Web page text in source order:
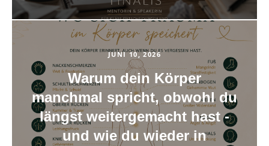
JUNI 10, 2026
Warum dein Körper
manchmal spricht, obwohl du
längst weitergemacht hast -
und wie du wieder in